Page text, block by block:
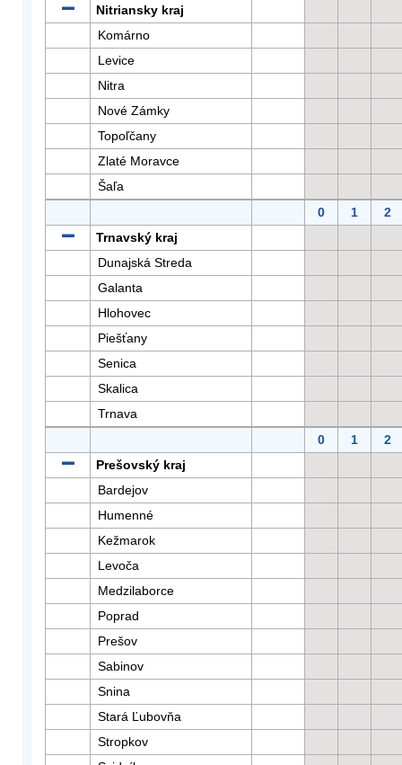
Nitriansky kraj
Komárno
Levice
Nitra
Nové Zámky
Topoľčany
Zlaté Moravce
Šaľa
0
1
2
Trnavský kraj
Dunajská Streda
Galanta
Hlohovec
Piešťany
Senica
Skalica
Trnava
0
1
2
Prešovský kraj
Bardejov
Humenné
Kežmarok
Levoča
Medzilaborce
Poprad
Prešov
Sabinov
Snina
Stará Ľubovňa
Stropkov